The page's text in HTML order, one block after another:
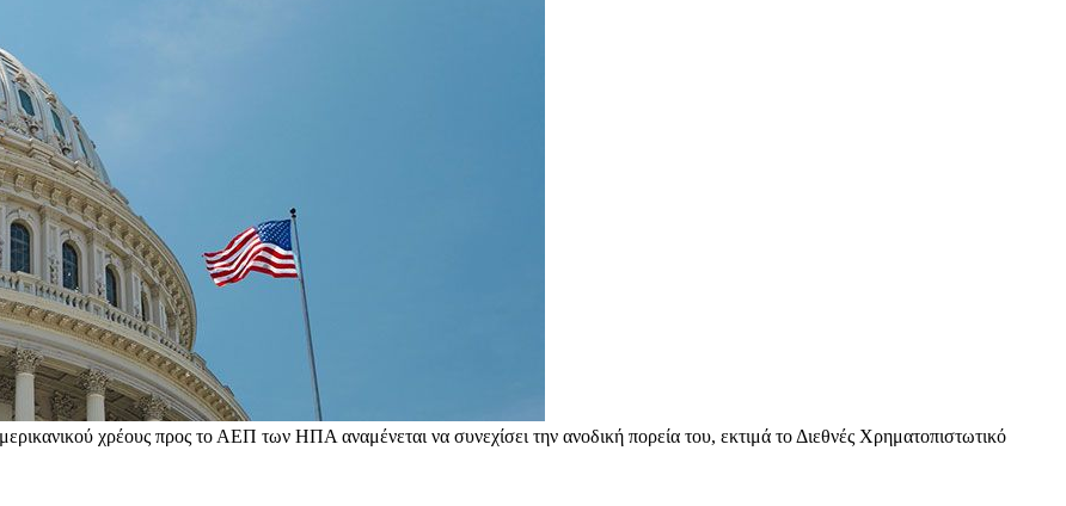
χρέους προς το ΑΕΠ των ΗΠΑ αναμένεται να συνεχίσει την ανοδική πορεία του, εκτιμά το Διεθνές Χρηματοπιστωτικό